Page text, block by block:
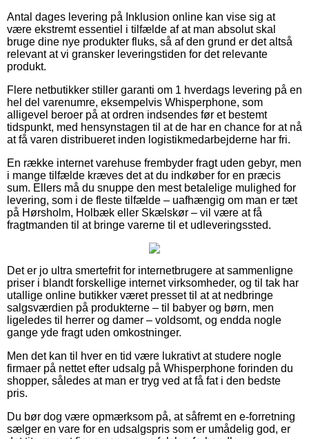
Antal dages levering på Inklusion online kan vise sig at
være ekstremt essentiel i tilfælde af at man absolut skal
bruge dine nye produkter fluks, så af den grund er det altså
relevant at vi gransker leveringstiden for det relevante
produkt.
Flere netbutikker stiller garanti om 1 hverdags levering på en
hel del varenumre, eksempelvis Whisperphone, som
alligevel beroer på at ordren indsendes før et bestemt
tidspunkt, med hensynstagen til at de har en chance for at nå
at få varen distribueret inden logistikmedarbejderne har fri.
En række internet varehuse frembyder fragt uden gebyr, men
i mange tilfælde kræves det at du indkøber for en præcis
sum. Ellers må du snuppe den mest betalelige mulighed for
levering, som i de fleste tilfælde – uafhængig om man er tæt
på Hørsholm, Holbæk eller Skælskør – vil være at få
fragtmanden til at bringe varerne til et udleveringssted.
Det er jo ultra smertefrit for internetbrugere at sammenligne
priser i blandt forskellige internet virksomheder, og til tak har
utallige online butikker været presset til at at nedbringe
salgsværdien på produkterne – til babyer og børn, men
ligeledes til herrer og damer – voldsomt, og endda nogle
gange yde fragt uden omkostninger.
Men det kan til hver en tid være lukrativt at studere nogle
firmaer på nettet efter udsalg på Whisperphone forinden du
shopper, således at man er tryg ved at få fat i den bedste
pris.
Du bør dog være opmærksom på, at såfremt en e-forretning
sælger en vare for en udsalgspris som er umådelig god, er